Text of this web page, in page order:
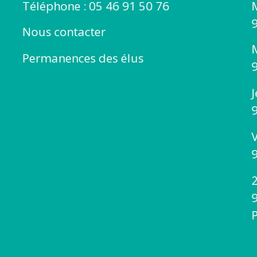
Téléphone : 05 46 91 50 76
Nous contacter
Permanences des élus